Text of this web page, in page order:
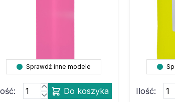
Sprawdź inne modele
Do koszyka Ilość: